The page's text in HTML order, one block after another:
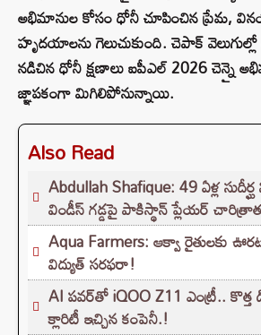
అభిమానుల కోసం ధోనీ చూపించిన ప్రేమ,
హృదయాలను గెలుచుకుంది. చెపాక్
నడిచిన ధోనీ క్షణాలు ఐపీఎల్ 2026 చెన్నై
జ్ఞాపకంగా మిగిలిపోనున్నాయి.
Also Read
Abdullah Shafique: 49 ఏళ్ల సుదీర్ఘ
విండీస్ గడ్డపై పాకిస్థాన్ ప్లేయర్
Aqua Farmers: ఆక్వా రైతులకు
విద్యుత్‌ సరఫరా!
AI పవర్‌తో iQOO Z11 ఎంట్రీ.. కొత్త
క్లారిటీ ఇచ్చిన కంపెనీ.!